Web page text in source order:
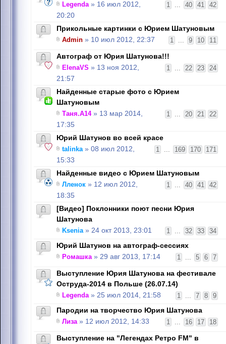
1 ... 40 41 42
Legenda» 16 июл 2012,
20:20
Прикольные картинки с Юрием Шатуновым
1 ... 9 10 11
Admin » 10 июл 2012, 22:37
Автограф от Юрия Шатунова!!!
1 ... 22 23 24
ElenaVS » 13 ноя 2012,
21:57
Найденные старые фото с Юрием
Шатуновым
1 ... 20 21 22
Таня.А14» 13 мар 2014,
17:35
Юрий Шатунов во всей красе
1 ... 169 170 171
talinka» 08 июл 2012,
15:33
Найденные видео с Юрием Шатуновым
1 ... 40 41 42
Лленок » 12 июл 2012,
18:35
[Видео] Поклонники поют песни Юрия
Шатунова
1 ... 32 33 34
Ksenia» 24 окт 2013, 23:01
Юрий Шатунов на автограф-сессиях
1 ... 5 6 7
Ромашка» 29 авг 2013, 17:14
Выступление Юрия Шатунова на фестивале
Оструда-2014 в Польше (26.07.14)
1 ... 7 8 9
Legenda» 25 июл 2014, 21:58
Пародии на творчество Юрия Шатунова
1 ... 16 17 18
Лиза» 12 июл 2012, 14:33
Выступление на "Легендах Ретро FM" в